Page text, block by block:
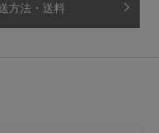
方法・送料